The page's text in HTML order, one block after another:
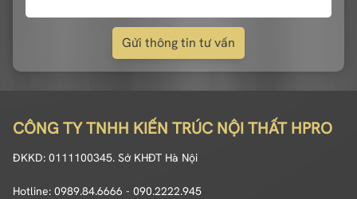
Gửi thông tin tư vấn
CÔNG TY TNHH KIẾN TRÚC NỘI THẤT HPRO
ĐKKD: 0111100345. Sở KHĐT Hà Nội
Hotline: 0989.84.6666 - 090.2222.945